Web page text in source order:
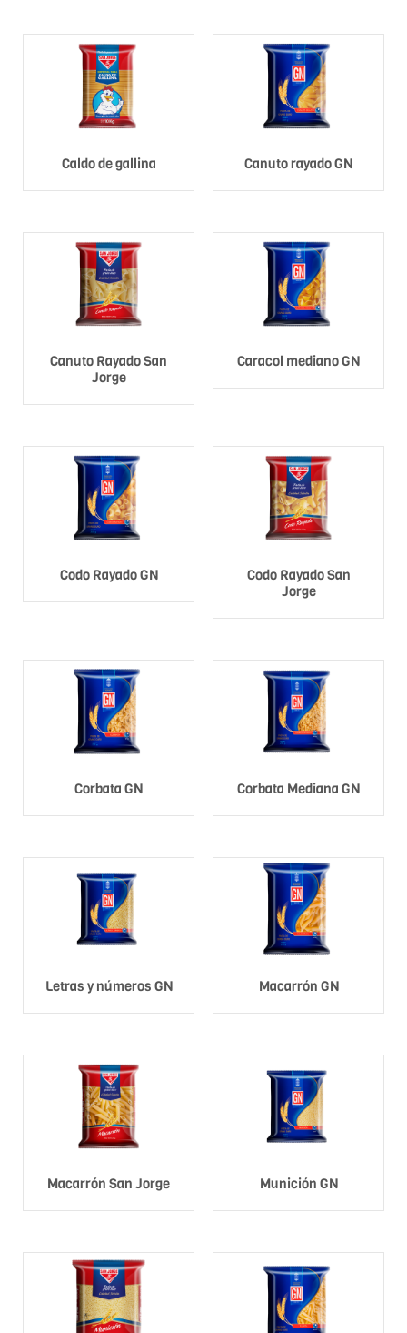
Caldo de gallina Canuto rayado GN
Canuto Rayado San
Jorge
Caracol mediano GN
Codo Rayado GN
Codo Rayado San
Jorge
Corbata GN Corbata Mediana GN
Letras y números GN Macarrón GN
Macarrón San Jorge Munición GN